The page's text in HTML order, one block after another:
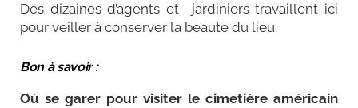
Des dizaines d’agents et jardiniers travaillent ici
pour veiller à conserver la beauté du lieu.
Bon à savoir :
Où se garer pour visiter le cimetière américain